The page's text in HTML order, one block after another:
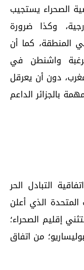
الصحراء يستجيب
وكذا ضرورة
المنطقة، كما أن
واشنطن في
دون أن يعرقل
بالجزائر الداعم
التبادل الحر
الذي أعلن
والذي يستثني إقليم الصحراء؛
من اتفاق